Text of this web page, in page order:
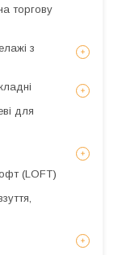
торгову
з
для
(LOFT)